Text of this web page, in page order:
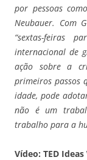
por pessoas
Neubauer. Com
“sextas-feiras
internacional de
ação sobre a
primeiros passos
idade, pode
não é um
trabalho para a
Vídeo: TED